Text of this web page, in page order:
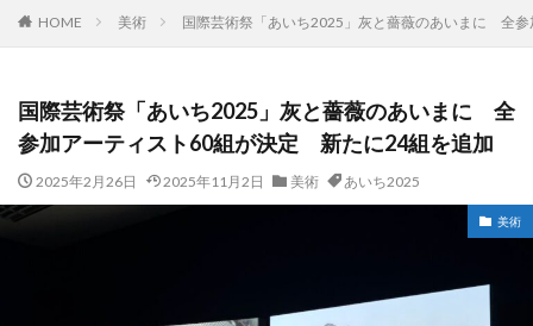
HOME 美術 国際芸術祭「あいち2025」灰と薔薇のあいまに 全
国際芸術祭「あいち2025」灰と薔薇のあいまに 全
参加アーティスト60組が決定 新たに24組を追加
2025年2月26日 2025年11月2日 美術 あいち2025
美術